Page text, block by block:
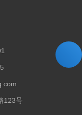
123号